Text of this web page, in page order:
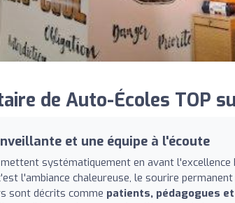
de Auto-Écoles TOP
et une équipe à l'écoute
systématiquement en avant l'excellence
l'ambiance chaleureuse, le sourire
sont décrits comme patients, pédagogues